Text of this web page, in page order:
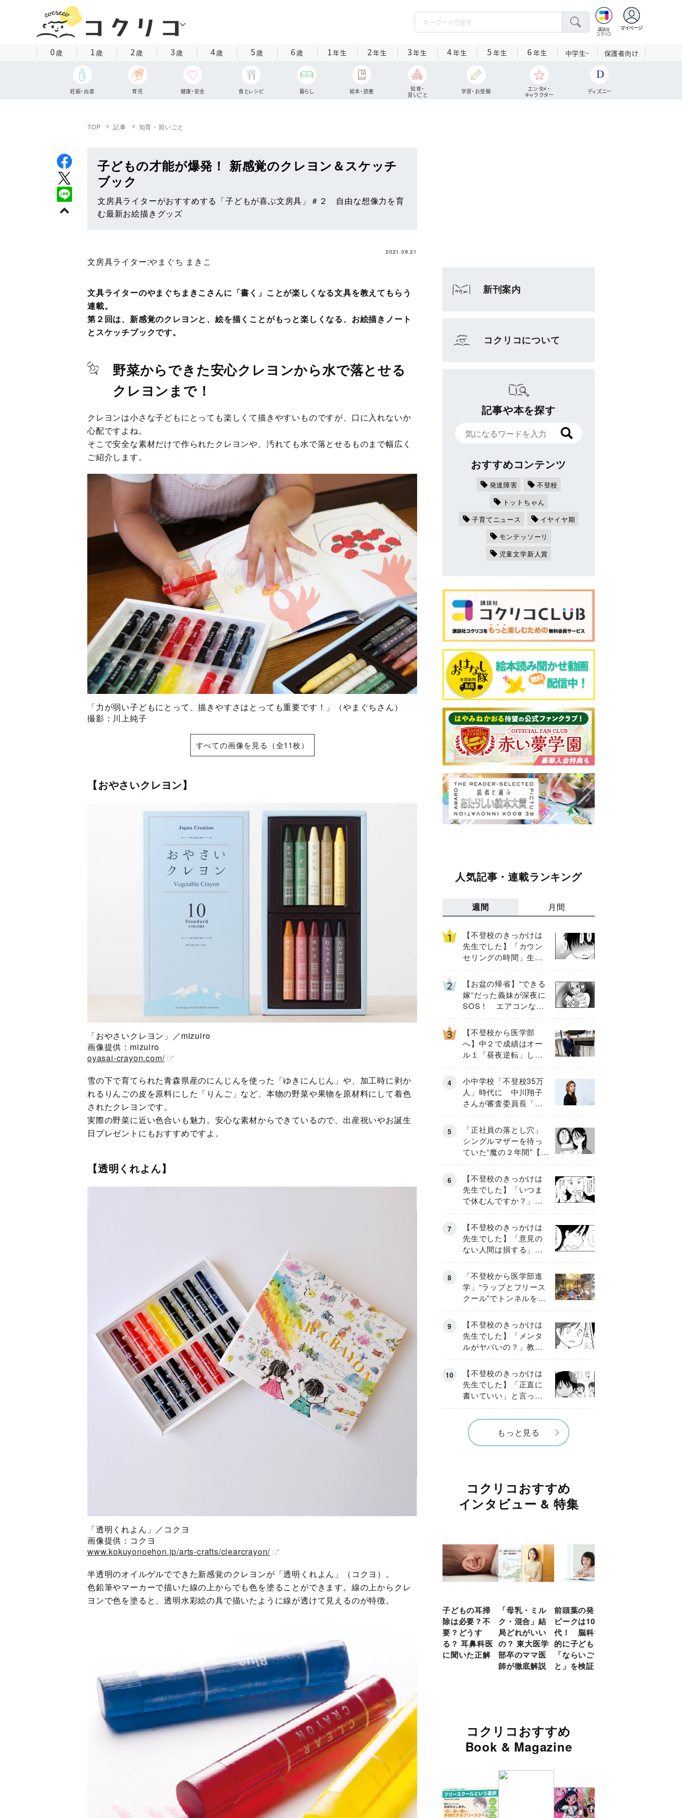
講談社
コクリコ
マイページ
0歳 1歳 2歳 3歳 4歳 5歳 6歳 1年生 2年生 3年生 4年生 5 年生 6 年生 中学生~ 保護者向け
妊娠・出産 育児 健康・安全 食とレシピ 暮らし 絵本・読書
知育・
習いごと
学習・お受験
エンタメ・
キャラクター
ディズニー
TOP 記事 知育・習いごと
子どもの才能が爆発！ 新感覚のクレヨン＆スケッチ
ブック
文房具ライターがおすすめする「子どもが喜ぶ文房具」＃２ 自由な想像力を育
む最新お絵描きグッズ
2021.09.21
文房具ライター:やまぐち まきこ
文具ライターのやまぐちまきこさんに「書く」ことが楽しくなる文具を教えてもらう
連載。
第２回は、新感覚のクレヨンと、絵を描くことがもっと楽しくなる、お絵描きノート
とスケッチブックです。
野菜からできた安心クレヨンから水で落とせる
クレヨンまで！
クレヨンは小さな子どもにとっても楽しくて描きやすいものですが、口に入れないか
心配ですよね。
そこで安全な素材だけで作られたクレヨンや、汚れても水で落とせるものまで幅広く
ご紹介します。
「力が弱い子どもにとって、描きやすさはとっても重要です！」（やまぐちさん）
撮影：川上純子
すべての画像を見る（全11枚）
【おやさいクレヨン】
「おやさいクレヨン」／mizuiro
画像提供：mizuiro
oyasai-crayon.com/
雪の下で育てられた青森県産のにんじんを使った「ゆきにんじん」や、加工時に剥か
れるりんごの皮を原料にした「りんご」など、本物の野菜や果物を原材料にして着色
されたクレヨンです。
実際の野菜に近い色合いも魅力。安心な素材からできているので、出産祝いやお誕生
日プレゼントにもおすすめですよ。
【透明くれよん】
「透明くれよん」／コクヨ
画像提供：コクヨ
www.kokuyonoehon.jp/arts-crafts/clearcrayon/
半透明のオイルゲルでできた新感覚のクレヨンが「透明くれよん」（コクヨ）。
色鉛筆やマーカーで描いた線の上からでも色を塗ることができます。線の上からクレ
ヨンで色を塗ると、透明水彩絵の具で描いたように線が透けて見えるのが特徴。
新刊案内
コクリコについて
記事や本を探す
おすすめコンテンツ
発達障害
不登校
トットちゃん
子育てニュース
イヤイヤ期
モンテッソーリ
児童文学新人賞
人気記事・連載ランキング
週間 月間
【不登校のきっかけは
先生でした】「カウン
セリングの時間」生徒
の情報をバラしたの
は…《第２話》
【お盆の帰省】“できる
嫁“だった義妹が深夜に
SOS！ エアコンな
し・肉禁止の義実家ル
ールに変化が…〈後
編〉
【不登校から医学部
へ】中２で成績はオー
ル１「昼夜逆転」した
わが子を”夜遊び”に連れ
出した母の気づき
小中学校「不登校35万
人」時代に 中川翔子
さんが審査委員長「不
登校生動画甲子園
2026」が開催
「正社員の落とし穴」
シングルマザーを待っ
ていた“魔の２年間”【後
編】
【不登校のきっかけは
先生でした】「いつま
で休むんですか？」追
い詰められる母と息子
《第６話》
【不登校のきっかけは
先生でした】「意見の
ない人間は損する」担
任の一言が苦しみに…
《第１話》
「不登校から医学部進
学」“ラップとフリース
クール”でトンネルを脱
して高校受験へ〔元野
球少年の実話〕
【不登校のきっかけは
先生でした】「メンタ
ルがヤバいの？」教室
で始まった悪ふざけ
《第３話》
【不登校のきっかけは
先生でした】「正直に
書いていい」と言った
のに…信じた言葉は噓
だった《第４話》
もっと見る
コクリコおすすめ
インタビュー & 特集
子どもの耳掃
除は必要？不
要？どうす
る？ 耳鼻科医
に聞いた正解
「母乳・ミル
ク・混合」結
局どれがいい
の？ 東大医学
部卒のママ医
師が徹底解説
前頭葉の発達
ピークは10
代！ 脳科学
的に子どもの
「ならいご
と」を検証
コクリコおすすめ
Book & Magazine